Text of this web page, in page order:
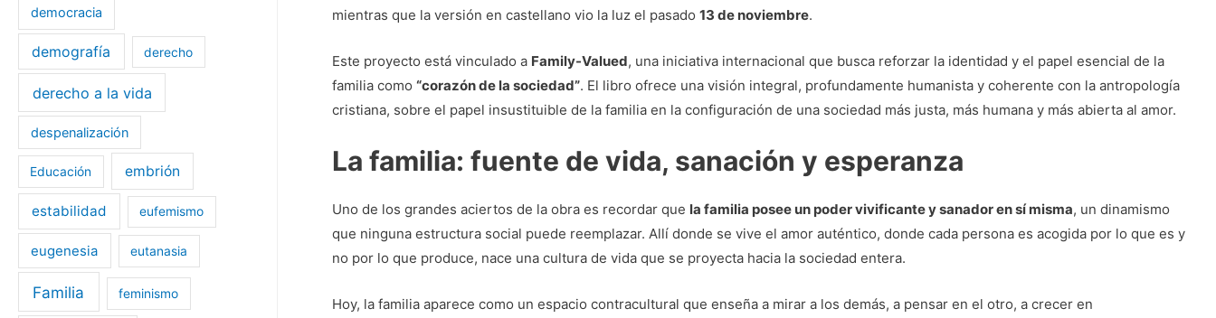
democracia
demografía derecho
derecho a la vida
despenalización
Educación embrión
estabilidad eufemismo
eugenesia eutanasia
Familia feminismo
mientras que la versión en castellano vio la luz el pasado 13 de noviembre.
Este proyecto está vinculado a Family-Valued, una iniciativa internacional que busca reforzar la identidad y el papel esencial de la
familia como “corazón de la sociedad”. El libro ofrece una visión integral, profundamente humanista y coherente con la antropología
cristiana, sobre el papel insustituible de la familia en la configuración de una sociedad más justa, más humana y más abierta al amor.
La familia: fuente de vida, sanación y esperanza
Uno de los grandes aciertos de la obra es recordar que la familia posee un poder vivificante y sanador en sí misma, un dinamismo
que ninguna estructura social puede reemplazar. Allí donde se vive el amor auténtico, donde cada persona es acogida por lo que es y
no por lo que produce, nace una cultura de vida que se proyecta hacia la sociedad entera.
Hoy, la familia aparece como un espacio contracultural que enseña a mirar a los demás, a pensar en el otro, a crecer en